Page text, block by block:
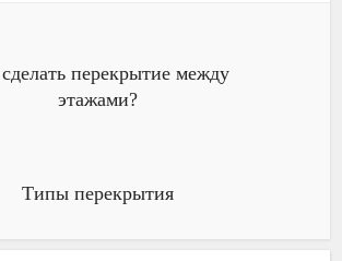
перекрытие между
этажами?
Типы перекрытия